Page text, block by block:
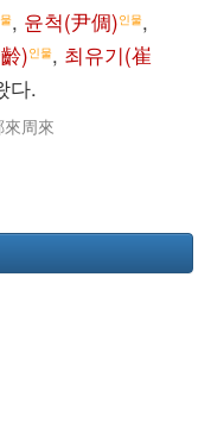
, 윤척(尹倜)인물,
)인물, 최유기(崔
다.
周來